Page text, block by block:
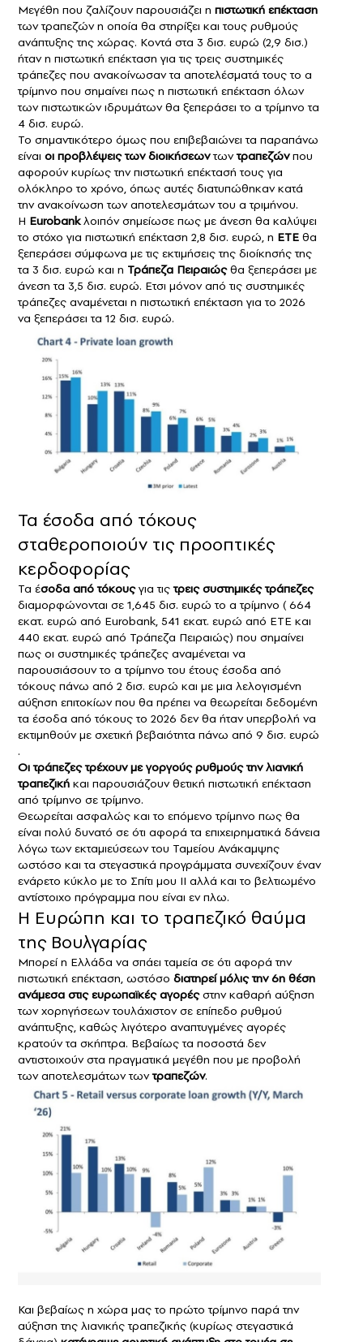
Μεγέθη που ζαλίζουν παρουσιάζει η πιστωτική επέκταση
των τραπεζών η οποία θα στηρίξει και τους ρυθμούς
ανάπτυξης της χώρας. Κοντά στα 3 δισ. ευρώ (2,9 δισ.)
ήταν η πιστωτική επέκταση για τις τρεις συστημικές
τράπεζες που ανακοίνωσαν τα αποτελέσματά τους το α
τρίμηνο που σημαίνει πως η πιστωτική επέκταση όλων
των πιστωτικών ιδρυμάτων θα ξεπεράσει το α τρίμηνο τα
4 δισ. ευρώ.
Το σημαντικότερο όμως που επιβεβαιώνει τα παραπάνω
είναι οι προβλέψεις των διοικήσεωντωντραπεζώνπου
αφορούν κυρίως την πιστωτική επέκτασή τους για
ολόκληρο το χρόνο, όπως αυτές διατυπώθηκαν κατά
την ανακοίνωση των αποτελεσμάτων του α τριμήνου.
H Eurobankλοιπόν σημείωσε πως με άνεση θα καλύψει
το στόχο για πιστωτική επέκταση 2,8 δισ. ευρώ, η ΕΤΕ θα
ξεπεράσει σύμφωνα με τις εκτιμήσεις της διοίκησής της
τα 3 δισ. ευρώ και η Τράπεζα Πειραιώςθα ξεπεράσει με
άνεση τα 3,5 δισ. ευρώ. Ετσι μόνον από τις συστημικές
τράπεζες αναμένεται η πιστωτική επέκταση για το 2026
να ξεπεράσει τα 12 δισ. ευρώ.
Τα έσοδα από τόκους
σταθεροποιούν τις προοπτικές
κερδοφορίας
Τα έσοδα από τόκουςγια τιςτρεις συστημικές τράπεζες
διαμορφώνονται σε 1,645 δισ. ευρώ το α τρίμηνο ( 664
εκατ. ευρώ από Eurobank, 541 εκατ. ευρώ από ΕΤΕ και
440 εκατ. ευρώ από Τράπεζα Πειραιώς) που σημαίνει
πως οι συστημικές τράπεζες αναμένεται να
παρουσιάσουν το α τρίμηνο του έτους έσοδα από
τόκους πάνω από 2 δισ. ευρώ και με μια λελογισμένη
αύξηση επιτοκίων που θα πρέπει να θεωρείται δεδομένη
τα έσοδα από τόκους το 2026 δεν θα ήταν υπερβολή να
εκτιμηθούν με σχετική βεβαιότητα πάνω από 9 δισ. ευρώ
.
Οι τράπεζες τρέχουν με γοργούς ρυθμούς την λιανική
τραπεζική και παρουσιάζουν θετική πιστωτική επέκταση
από τρίμηνο σε τρίμηνο.
Θεωρείται ασφαλώς και το επόμενο τρίμηνο πως θα
είναι πολύ δυνατό σε ότι αφορά τα επιχειρηματικά δάνεια
λόγω των εκταμιεύσεων του Ταμείου Ανάκαμψης
ωστόσο και τα στεγαστικά προγράμματα συνεχίζουν έναν
ενάρετο κύκλο με το Σπίτι μου ΙΙ αλλά και το βελτιωμένο
αντίστοιχο πρόγραμμα που είναι εν πλω.
Η Ευρώπη και το τραπεζικό θαύμα
της Βουλγαρίας
Μπορεί η Ελλάδα να σπάει ταμεία σε ότι αφορά την
πιστωτική επέκταση, ωστόσο διατηρεί μόλις την 6η θέση
ανάμεσα στις ευρωπαϊκές αγορέςστην καθαρή αύξηση
των χορηγήσεων τουλάχιστον σε επίπεδο ρυθμού
ανάπτυξης, καθώς λιγότερο αναπτυγμένες αγορές
κρατούν τα σκήπτρα. Βεβαίως τα ποσοστά δεν
αντιστοιχούν στα πραγματικά μεγέθη που με προβολή
των αποτελεσμάτων τωντραπεζών.
Και βεβαίως η χώρα μας το πρώτο τρίμηνο παρά την
αύξηση της λιανικής τραπεζικής (κυρίως στεγαστικά